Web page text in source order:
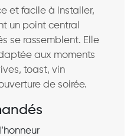
et facile à installer,
un point central
se rassemblent. Elle
aux moments
toast, vin
de soirée.